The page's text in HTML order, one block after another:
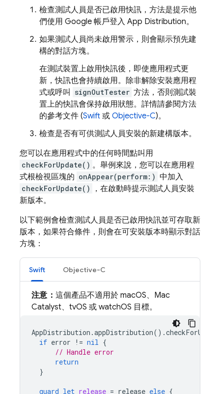
檢查測試人員是否已啟用快訊，方法是提示他
們使用 Google 帳戶登入 App Distribution。
如果測試人員尚未啟用警示，則會顯示預先建
構的對話方塊。
在測試裝置上啟用快訊後，即使應用程式更
新，快訊也會持續啟用。除非解除安裝應用程
式或呼叫
signOutTester 方法，否則測試裝
置上的快訊會保持啟用狀態。詳情請參閱方法
的參考文件 (Swift 或 Objective-C)。
檢查是否有可供測試人員安裝的新建構版本。
您可以在應用程式中的任何時間點叫用
checkForUpdate() 。舉例來說，您可以在應用程
式根檢視區塊的 onAppear(perform:) 中加入
checkForUpdate()
，在啟動時提示測試人員安裝
新版本。
以下範例會檢查測試人員是否已啟用快訊並可存取新
版本，如果符合條件，則會在可安裝版本時顯示對話
方塊：
Swift Objective-C
注意： 這個產品不適用於 macOS、Mac
Catalyst、tvOS 或 watchOS 目標。
AppDistribution .appDistribution().
if error != nil {
// Handle error
return
}
guard let release = release else {